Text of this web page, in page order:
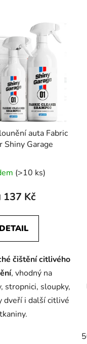
auta Fabric
Shiny Garage
(>10 ks)
137 Kč
DETAIL
čištění citlivého
, vhodný na
stropnici, sloupky,
dveří i další citlivé
tkaniny.